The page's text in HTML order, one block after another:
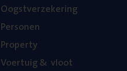
Oogst­ver­ze­ke­ring
Per­so­nen
Pro­per­ty
Voer­tuig& vloot